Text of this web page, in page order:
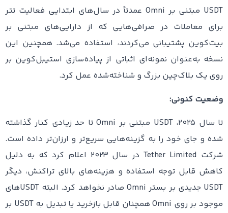
USDT مبتنی بر Omni عمدتاً در سال‌های ابتدایی فعالیت تتر
برای معاملات در صرافی‌هایی که از دارایی‌های مبتنی بر
بیت‌کوین پشتیبانی می‌کردند، استفاده می‌شد. همچنین این
نسخه به‌عنوان نمونه‌ای اثباتی از پیاده‌سازی استیبل‌کوین بر
روی یک بلاک‌چین بزرگ و شناخته‌شده عمل کرد.
وضعیت کنونی:
تا سال ۲۰۲۵، USDT مبتنی بر Omni تا حد زیادی کنار گذاشته
شده و جای خود را به گزینه‌هایی سریع‌تر و ارزان‌تر داده است.
شرکت Tether Limited در سال ۲۰۲۳ اعلام کرد که به دلیل
کاهش قابل توجه استفاده و هزینه‌های بالای تراکنش، دیگر
USDT جدیدی بر بستر Omni صادر نخواهد کرد. البته USDTهای
موجود بر روی Omni همچنان قابل بازخرید یا تبدیل به USDT بر